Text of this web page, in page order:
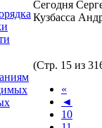
Сегодня
Кузбасса
(Стр. 15 из
«
◄
10